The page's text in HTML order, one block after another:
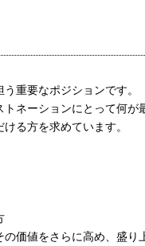
重要なポジションです。
ネーションにとって何が
る方を求めています。
価値をさらに高め、盛